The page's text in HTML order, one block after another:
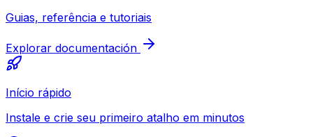
Guias, referência e tutoriais
Explorar documentación
Início rápido
Instale e crie seu primeiro atalho em minutos